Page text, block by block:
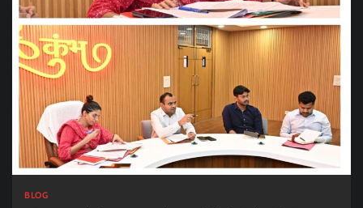
BLOG